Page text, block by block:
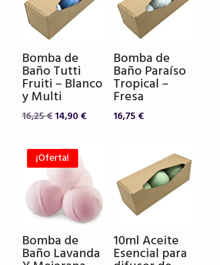
Bomba de
Baño Tutti
Fruiti – Blanco
y Multi
16,25€El
era:
16,25 €.
14,90€El
14,90 €.
Bomba de
Baño Paraíso
Tropical –
Fresa
16,75 €
¡Oferta!
Bomba de
Baño Lavanda
10ml Aceite
Esencial para